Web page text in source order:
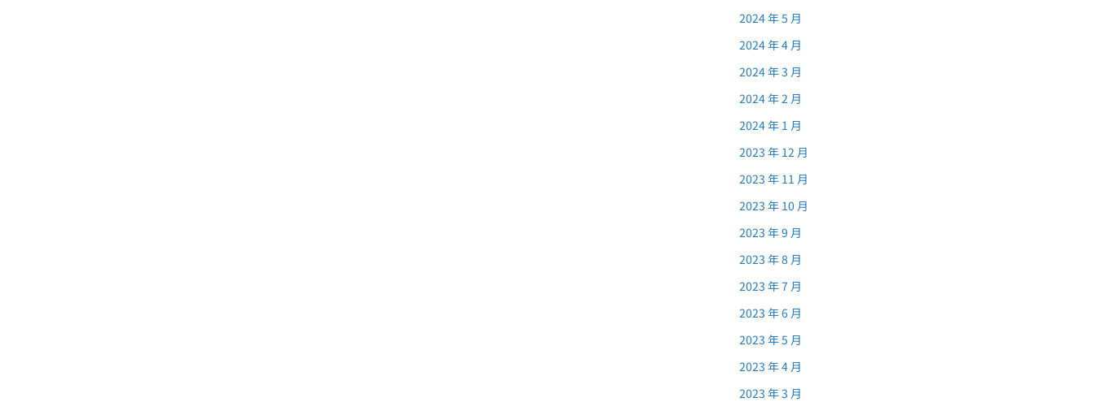
2024 年 5 月
2024 年 4 月
2024 年 3 月
2024 年 2 月
2024 年 1 月
2023 年 12 月
2023 年 11 月
2023 年 10 月
2023 年 9 月
2023 年 8 月
2023 年 7 月
2023 年 6 月
2023 年 5 月
2023 年 4 月
2023 年 3 月